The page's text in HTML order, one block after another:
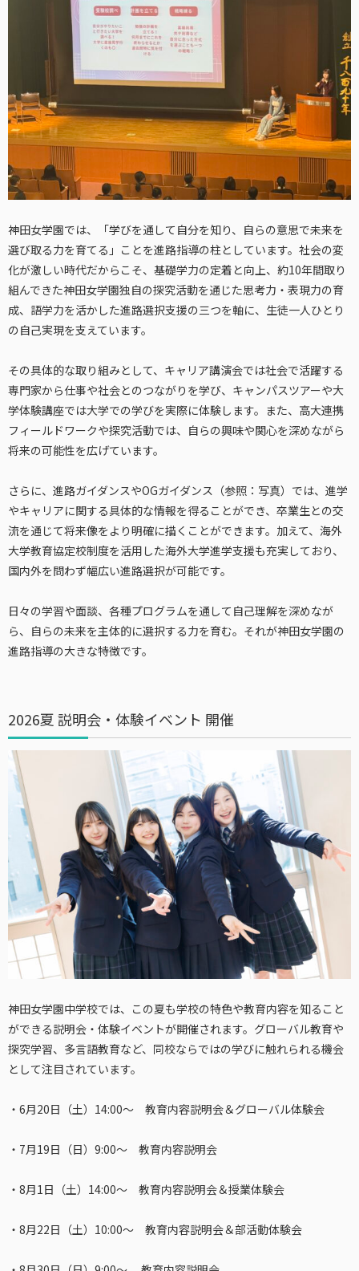
神田女学園では、「学びを通して自分を知り、自らの意思で未来を
選び取る力を育てる」ことを進路指導の柱としています。社会の変
化が激しい時代だからこそ、基礎学力の定着と向上、約10年間取り
組んできた神田女学園独自の探究活動を通じた思考力・表現力の育
成、語学力を活かした進路選択支援の三つを軸に、生徒一人ひとり
の自己実現を支えています。
その具体的な取り組みとして、キャリア講演会では社会で活躍する
専門家から仕事や社会とのつながりを学び、キャンパスツアーや大
学体験講座では大学での学びを実際に体験します。また、高大連携
フィールドワークや探究活動では、自らの興味や関心を深めながら
将来の可能性を広げています。
さらに、進路ガイダンスやOGガイダンス（参照：写真）では、進学
やキャリアに関する具体的な情報を得ることができ、卒業生との交
流を通じて将来像をより明確に描くことができます。加えて、海外
大学教育協定校制度を活用した海外大学進学支援も充実しており、
国内外を問わず幅広い進路選択が可能です。
日々の学習や面談、各種プログラムを通して自己理解を深めなが
ら、自らの未来を主体的に選択する力を育む。それが神田女学園の
進路指導の大きな特徴です。
2026夏 説明会・体験イベント 開催
神田女学園中学校では、この夏も学校の特色や教育内容を知ること
ができる説明会・体験イベントが開催されます。グローバル教育や
探究学習、多言語教育など、同校ならではの学びに触れられる機会
として注目されています。
・6月20日（土）14:00～ 教育内容説明会＆グローバル体験会
・7月19日（日）9:00～ 教育内容説明会
・8月1日（土）14:00～ 教育内容説明会＆授業体験会
・8月22日（土）10:00～ 教育内容説明会＆部活動体験会